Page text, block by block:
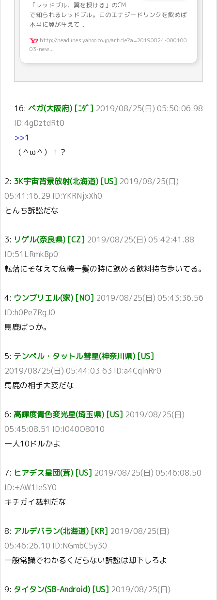
「レッドブル、翼を授ける」のCM
で知られるレッドブル。このエナジードリンクを飲めば
本当に翼が生えて ...
http://headlines.yahoo.co.jp/article?a=20190824-000100
03-new...
16: ベガ(大阪府) [ﾆﾀﾞ] 2019/08/25(日) 05:50:06.98
ID:4gDztdRt0
>>1
（＾ω＾）！？
2: 3K宇宙背景放射(北海道) [US] 2019/08/25(日)
05:41:16.29 ID:YKRNjxXh0
とんち訴訟だな
3: リゲル(奈良県) [CZ] 2019/08/25(日) 05:42:41.88
ID:51LRmkBp0
転落にそなえて危機一髪の時に飲める飲料持ち歩いてる。
4: ウンブリエル(家) [NO] 2019/08/25(日) 05:43:36.56
ID:h0Pe7RgJ0
馬鹿ばっか。
5: テンペル・タットル彗星(神奈川県) [US]
2019/08/25(日) 05:44:03.63 ID:a4CqlnRr0
馬鹿の相手大変だな
6: 高輝度青色変光星(埼玉県) [US] 2019/08/25(日)
05:45:08.51 ID:I040O8010
一人10ドルかよ
7: ヒアデス星団(茸) [US] 2019/08/25(日) 05:46:08.50
ID:+AW1leSY0
キチガイ裁判だな
8: アルデバラン(北海道) [KR] 2019/08/25(日)
05:46:26.10 ID:NGmbC5y30
一般常識でわかるくだらない訴訟は却下しろよ
9: タイタン(SB-Android) [US] 2019/08/25(日)